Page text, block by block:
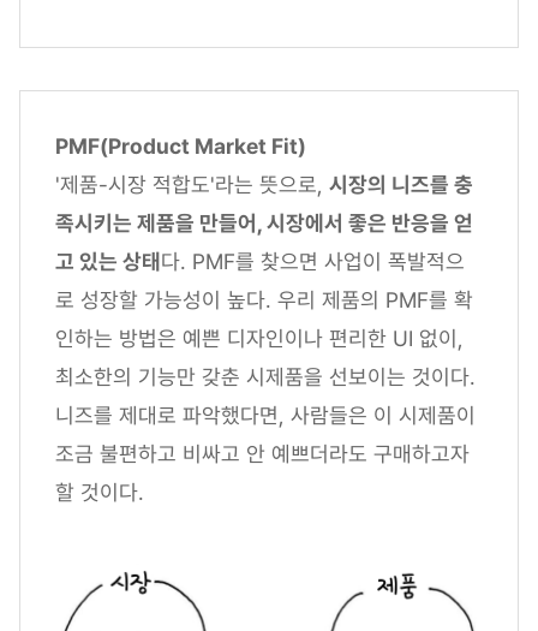
PMF(Product Market Fit)
'제품-시장 적합도'라는 뜻으로, 시장의 니즈를 충
족시키는 제품을 만들어, 시장에서 좋은 반응을 얻
고 있는 상태다. PMF를 찾으면 사업이 폭발적으
로 성장할 가능성이 높다. 우리 제품의 PMF를 확
인하는 방법은 예쁜 디자인이나 편리한 UI 없이,
최소한의 기능만 갖춘 시제품을 선보이는 것이다.
니즈를 제대로 파악했다면, 사람들은 이 시제품이
조금 불편하고 비싸고 안 예쁘더라도 구매하고자
할 것이다.